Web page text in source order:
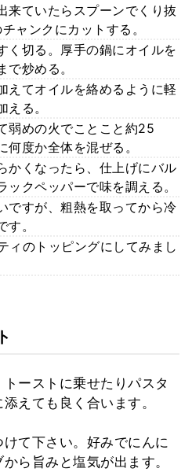
来ていたらスプーンでくり抜
ャンクにカットする。
く切る。厚手の鍋にオイルを
炒める。
えてオイルを絡めるように軽
る。
弱めの火でことこと約25
度か全体を混ぜる。
かくなったら、仕上げにバル
クペッパーで味を調える。
ですが、粗熱を取ってから冷
。
のトッピングにしてみまし
ーストに乗せたりパスタ
えても良く合います。
て下さい。好みでにんに
ら旨みと塩気が出ます。